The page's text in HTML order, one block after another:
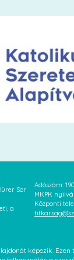
Sor
a
Adószám:
MKPK
Központi
képezik.